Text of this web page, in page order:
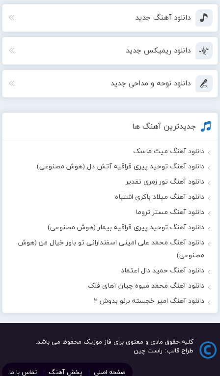
دانلود آهنگ جدید
دانلود ریمیکس جدید
دانلود نوحه و مداحی جدید
جدیدترین آهنگ ها
دانلود آهنگ میث ماسک
دانلود آهنگ توحید پیری قراقیه آتش دل (هوش مصنوعی)
دانلود آهنگ تور زمری تقدیر
دانلود آهنگ میلاد باکری اشتباه
دانلود آهنگ مستر تروما
دانلود آهنگ توحید پیری قراقیه بیمار (هوش مصنوعی)
دانلود آهنگ محمد علی امینی اسفندارانی تو باور خیال من (هوش
مصنوعی)
دانلود آهنگ حمید دال اعتماد
دانلود آهنگ محمد میوه چیان آهای فلک
دانلود آهنگ امیر خجسته برنو بدوش ۲
کلیه حقوق مادی و معنوی برای فاز موزیک محفوظ می باشد.
طراح قالب: راست چین
صفحه اصلی پخش آهنگ تماس با ما